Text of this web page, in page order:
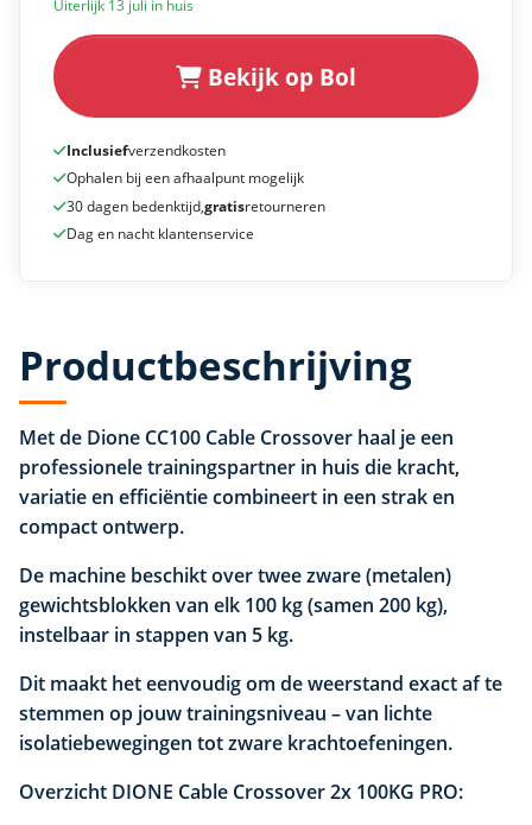
Uiterlijk 13 juli in huis
Bekijk op Bol
Inclusiefverzendkosten
Ophalen bij een afhaalpunt mogelijk
30 dagen bedenktijd,gratisretourneren
Dag en nacht klantenservice
Productbeschrijving
Met de Dione CC100 Cable Crossover haal je een
professionele trainingspartner in huis die kracht,
variatie en efficiëntie combineert in een strak en
compact ontwerp.
De machine beschikt over twee zware (metalen)
gewichtsblokken van elk 100 kg (samen 200 kg),
instelbaar in stappen van 5 kg.
Dit maakt het eenvoudig om de weerstand exact af te
stemmen op jouw trainingsniveau – van lichte
isolatiebewegingen tot zware krachtoefeningen.
Overzicht DIONE Cable Crossover 2x 100KG PRO: